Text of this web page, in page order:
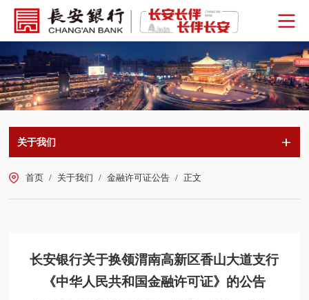
关于我们
首页 / 关于我们 / 金融许可证公告 / 正文
长安银行关于换领渭南高新区香山大道支行
《中华人民共和国金融许可证》的公告